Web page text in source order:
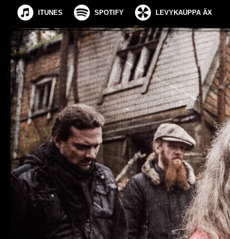
ITUNES SPOTIFY LEVYKAUPPA ÄX